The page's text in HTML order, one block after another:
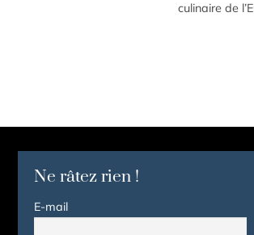
culinaire de
Ne râtez rien !
E-mail